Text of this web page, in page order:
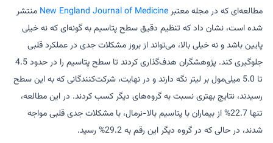
مطالعه‌ای که در مجله معتبرNew England Journal of Medicine منتشر
شده است، نشان داد که تنظیم دقیق سطح پتاسیم به گونه‌ای که نه خیلی
پایین باشد و نه خیلی بالا، می‌تواند از بروز مشکلات جدی در عملکرد قلبی
جلوگیری کند. پژوهشگران هدف‌گذاری کردند تا سطح پتاسیم را در حدود 4.5
تا 5.0 میلی‌مول بر لیتر نگه دارند و در نهایت، شرکت‌کنندگانی که به این سطح
رسیدند، نتایج بهتری نسبت به گروه‌های دیگر کسب کردند. در این مطالعه،
تنها 22.7% از بیماران با پتاسیم بالا-نرمال، با مشکلات جدی قلبی مواجه
شدند، در حالی که در گروه دیگر این رقم به 29.2% رسید.